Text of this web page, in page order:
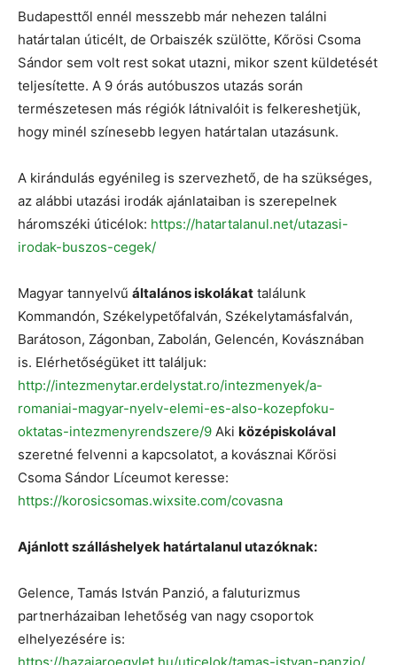
Budapesttől ennél messzebb már nehezen találni
határtalan úticélt, de Orbaiszék szülötte, Kőrösi Csoma
Sándor sem volt rest sokat utazni, mikor szent küldetését
teljesítette. A 9 órás autóbuszos utazás során
természetesen más régiók látnivalóit is felkereshetjük,
hogy minél színesebb legyen határtalan utazásunk.
A kirándulás egyénileg is szervezhető, de ha szükséges,
az alábbi utazási irodák ajánlataiban is szerepelnek
háromszéki úticélok: https://hatartalanul.net/utazasi-
irodak-buszos-cegek/
Magyar tannyelvű általános iskolákat találunk
Kommandón, Székelypetőfalván, Székelytamásfalván,
Barátoson, Zágonban, Zabolán, Gelencén, Kovásznában
is. Elérhetőségüket itt találjuk:
http://intezmenytar.erdelystat.ro/intezmenyek/a-
romaniai-magyar-nyelv-elemi-es-also-kozepfoku-
oktatas-intezmenyrendszere/9 Aki középiskolával
szeretné felvenni a kapcsolatot, a kovásznai Kőrösi
Csoma Sándor Líceumot keresse:
https://korosicsomas.wixsite.com/covasna
Ajánlott szálláshelyek határtalanul utazóknak:
Gelence, Tamás István Panzió, a faluturizmus
partnerházaiban lehetőség van nagy csoportok
elhelyezésére is: